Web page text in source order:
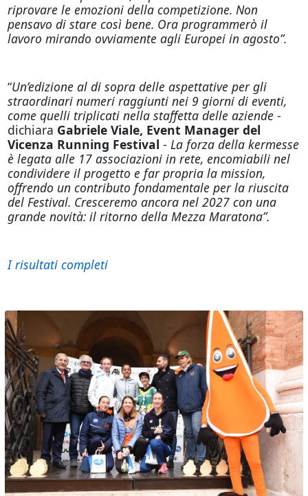
riprovare le emozioni della competizione. Non
pensavo di stare così bene. Ora programmerò il
lavoro mirando ovviamente agli Europei in agosto”.
“Un’edizione al di sopra delle aspettative per gli
straordinari numeri raggiunti nei 9 giorni di eventi,
come quelli triplicati nella staffetta delle aziende -
dichiara Gabriele Viale, Event Manager del
Vicenza Running Festival - La forza della kermesse
è legata alle 17 associazioni in rete, encomiabili nel
condividere il progetto e far propria la mission,
offrendo un contributo fondamentale per la riuscita
del Festival. Cresceremo ancora nel 2027 con una
grande novità: il ritorno della Mezza Maratona”.
I risultati completi